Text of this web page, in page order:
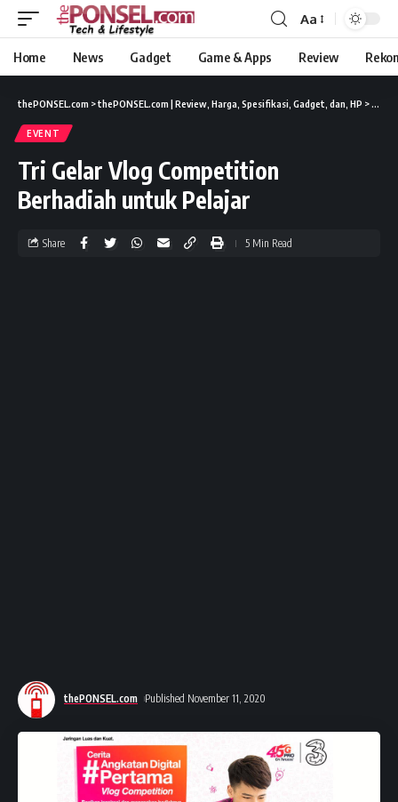
Aa
Home News Gadget Game & Apps Review
thePONSEL.com >thePONSEL.com | Review, Harga, Spesifikasi, Gadget, dan, HP > Event
EVENT
Tri Gelar Vlog Competition
Berhadiah untuk Pelajar
thePONSEL.com Published November 11, 2020
Share 5 Min Read